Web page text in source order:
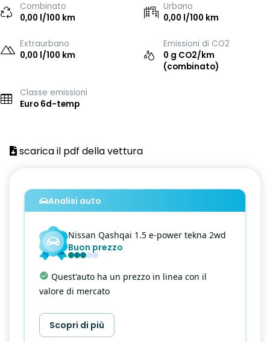
Combinato
0,00 l/100 km
Urbano
0,00 l/100 km
Extraurbano
0,00 l/100 km
Emissioni di CO2
0 g CO2/km
(combinato)
Classe emissioni
Euro 6d-temp
scarica il pdf della vettura
Analisi auto
Nissan Qashqai 1.5 e-power tekna 2wd
Buon prezzo
Quest'auto ha un prezzo in linea con il
valore di mercato
Scopri di più